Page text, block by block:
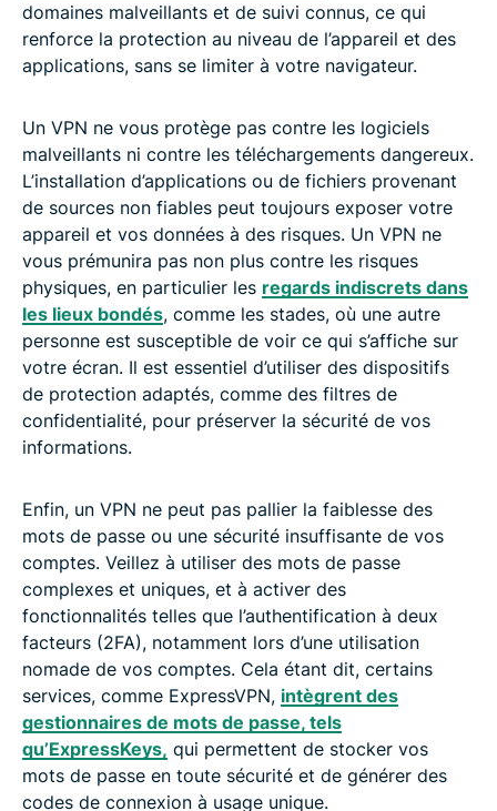
domaines malveillants et de suivi connus, ce qui
renforce la protection au niveau de l’appareil et des
applications, sans se limiter à votre navigateur.
Un VPN ne vous protège pas contre les logiciels
malveillants ni contre les téléchargements dangereux.
L’installation d’applications ou de fichiers provenant
de sources non fiables peut toujours exposer votre
appareil et vos données à des risques. Un VPN ne
vous prémunira pas non plus contre les risques
physiques, en particulier les regards indiscrets dans
les lieux bondés, comme les stades, où une autre
personne est susceptible de voir ce qui s’affiche sur
votre écran. Il est essentiel d’utiliser des dispositifs
de protection adaptés, comme des filtres de
confidentialité, pour préserver la sécurité de vos
informations.
Enfin, un VPN ne peut pas pallier la faiblesse des
mots de passe ou une sécurité insuffisante de vos
comptes. Veillez à utiliser des mots de passe
complexes et uniques, et à activer des
fonctionnalités telles que l’authentification à deux
facteurs (2FA), notamment lors d’une utilisation
nomade de vos comptes. Cela étant dit, certains
services, comme ExpressVPN, intègrent des
gestionnaires de mots de passe, tels
qu’ExpressKeys, qui permettent de stocker vos
mots de passe en toute sécurité et de générer des
codes de connexion à usage unique.